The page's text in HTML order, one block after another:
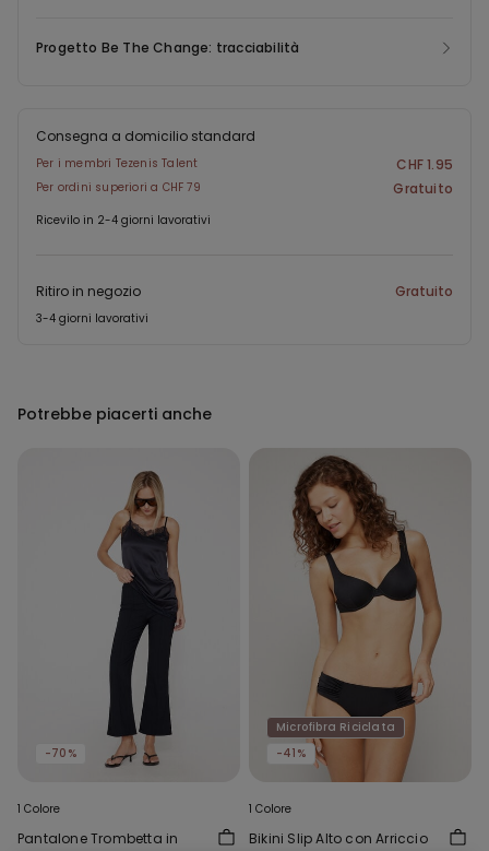
Progetto Be The Change: tracciabilità
Consegna a domicilio standard
Per i membri Tezenis Talent CHF 1.95
Per ordini superiori a CHF 79 Gratuito
Ricevilo in 2-4 giorni lavorativi
Ritiro in negozio Gratuito
3-4 giorni lavorativi
Potrebbe piacerti anche
-70%
1 Colore
Pantalone Trombetta in
Microfibra Riciclata
-41%
1 Colore
Bikini Slip Alto con Arriccio